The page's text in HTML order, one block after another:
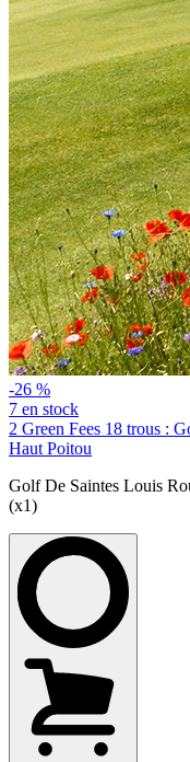
-26 %
7 en stock
2 Green Fees 18 trous :
Haut Poitou
Golf De Saintes Louis
(x1)